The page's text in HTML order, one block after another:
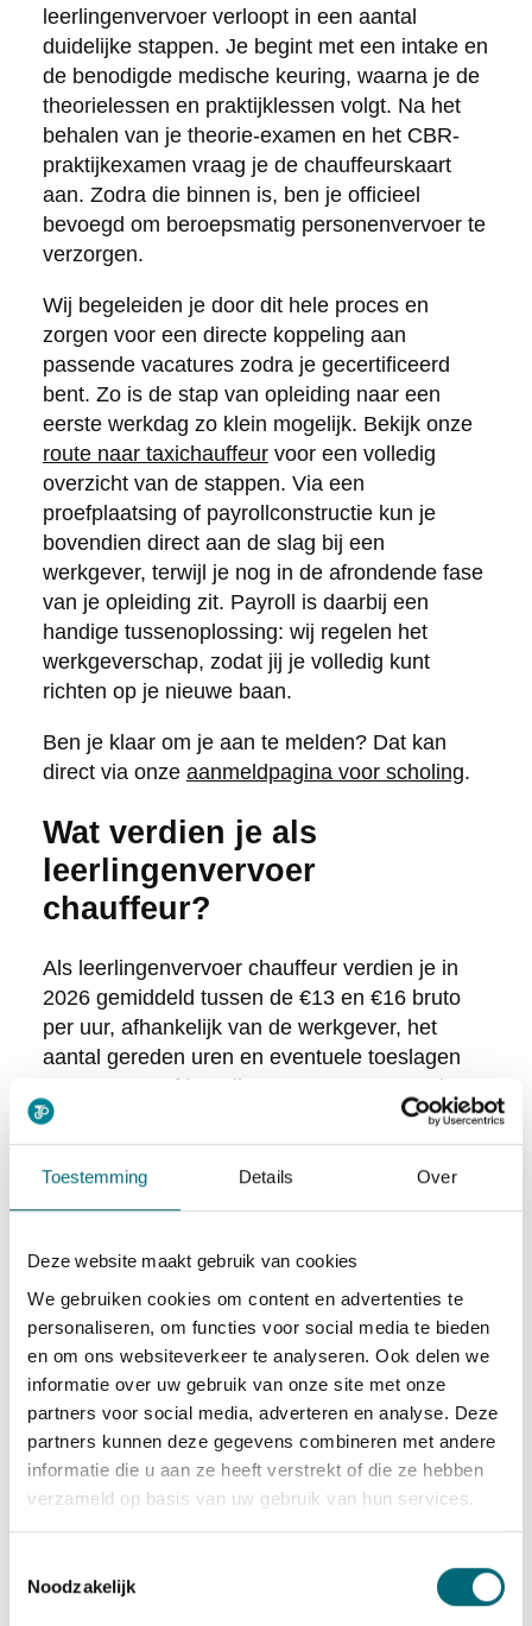
Toestemming Details Over
Deze website maakt gebruik van cookies
We gebruiken cookies om content en advertenties te
personaliseren, om functies voor social media te bieden
en om ons websiteverkeer te analyseren. Ook delen we
informatie over uw gebruik van onze site met onze
partners voor social media, adverteren en analyse. Deze
partners kunnen deze gegevens combineren met andere
informatie die u aan ze heeft verstrekt of die ze hebben
verzameld op basis van uw gebruik van hun services.
Noodzakelijk
leerlingenvervoer verloopt in een aantal
duidelijke stappen. Je begint met een intake en
de benodigde medische keuring, waarna je de
theorielessen en praktijklessen volgt. Na het
behalen van je theorie-examen en het CBR-
praktijkexamen vraag je de chauffeurskaart
aan. Zodra die binnen is, ben je officieel
bevoegd om beroepsmatig personenvervoer te
verzorgen.
Wij begeleiden je door dit hele proces en
zorgen voor een directe koppeling aan
passende vacatures zodra je gecertificeerd
bent. Zo is de stap van opleiding naar een
eerste werkdag zo klein mogelijk. Bekijk onze
route naar taxichauffeurvoor een volledig
overzicht van de stappen. Via een
proefplaatsing of payrollconstructie kun je
bovendien direct aan de slag bij een
werkgever, terwijl je nog in de afrondende fase
van je opleiding zit. Payroll is daarbij een
handige tussenoplossing: wij regelen het
werkgeverschap, zodat jij je volledig kunt
richten op je nieuwe baan.
Ben je klaar om je aan te melden? Dat kan
direct via onze aanmeldpagina voor scholing.
Wat verdien je als
leerlingenvervoer
chauffeur?
Als leerlingenvervoer chauffeur verdien je in
2026 gemiddeld tussen de €13 en €16 bruto
per uur, afhankelijk van de werkgever, het
aantal gereden uren en eventuele toeslagen
voor vroege of late diensten. Het gaat vaak om
parttime functies van 20 tot 32 uur per week,
met vaste ritten in de ochtend en middag. Dat
maakt het een aantrekkelijke optie voor wie
een stabiele deeltijdbaan zoekt.
Naast het uurloon bieden veel werkgevers
ook een eindejaarsuitkering. Omdat de ritten
op vaste tijden plaatsvinden, weet je vooraf
precies wanneer je werkt. Voor mensen die
vanuit een uitkeringssituatie terugkeren naar
de arbeidsmarkt, biedt dit financiële
voorspelbaarheid en rust.
Wil je weten welke
vacatures voor
zijn? We helpen je graag aan een passende
werkplek na je opleiding. Klaar om de eerste